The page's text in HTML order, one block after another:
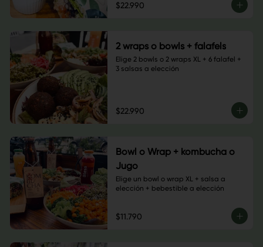
$22.990
2 wraps o bowls + falafels
Elige 2 bowls o 2 wraps XL + 6 falafel +
3 salsas a elección
$22.990
Bowl o Wrap + kombucha o
Jugo
Elige un bowl o wrap XL + salsa a
elección + bebestible a elección
$11.790